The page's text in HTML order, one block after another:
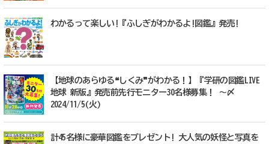
わかるって楽しい!『ふしぎがわかるよ!図鑑』発売!
【地球のあらゆる❝しくみ❞がわかる！】『学研の図鑑LIVE
地球 新版』発売前先行モニター30名様募集！ ～〆
2024/11/5(火)
計45名様に豪華図鑑をプレゼント! 大人気の妖怪と写真を